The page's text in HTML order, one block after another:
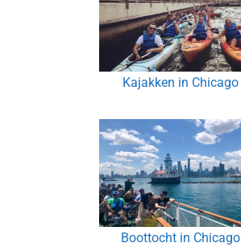
Kajakken in Chicago
Boottocht in Chicago